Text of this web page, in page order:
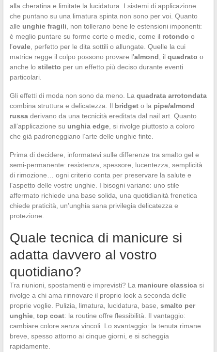
alla cheratina e limitate la lucidatura. I sistemi di applicazione
che puntano su una limatura spinta non sono per voi. Quanto
alle unghie fragili , non tollerano bene le estensioni imponenti:
è meglio puntare su forme corte o medie, come il rotondo o
l’ovale, perfetto per le dita sottili o allungate. Quelle la cui
matrice regge il colpo possono provare l’almond , il quadrato o
anche lo stiletto per un effetto più deciso durante eventi
particolari.
Gli effetti di moda non sono da meno. La quadrata arrotondata
combina struttura e delicatezza. Il bridgeto la pipe/almond
russaderivano da una tecnicità ereditata dal nail art. Quanto
all’applicazione su unghia edge, si rivolge piuttosto a coloro
che già padroneggiano l’arte delle unghie finte.
Prima di decidere, informatevi sulle differenze tra smalto gel e
semi-permanente: resistenza, spessore, lucentezza, semplicità
di rimozione… ogni criterio conta per preservare la salute e
l’aspetto delle vostre unghie. I bisogni variano: uno stile
affermato richiede una base solida, una quotidianità frenetica
chiede praticità, un’unghia sana privilegia delicatezza e
protezione.
Quale tecnica di manicure si
adatta davvero al vostro
quotidiano?
Tra riunioni, spostamenti e imprevisti? La manicure classicasi
rivolge a chi ama rinnovare il proprio look a seconda delle
proprie voglie. Pulizia, limatura, lucidatura, base, smalto per
unghie, top coat: la routine offre flessibilità. Il vantaggio:
cambiare colore senza vincoli. Lo svantaggio: la tenuta rimane
breve, spesso attorno ai cinque giorni, e si scheggia
rapidamente.